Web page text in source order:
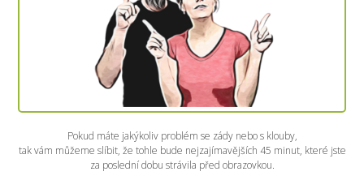
Pokud máte jakýkoliv problém se zády nebo s klouby,
tak vám můžeme slíbit, že tohle bude nejzajímavějších 45 minut, které jste
za poslední dobu strávila před obrazovkou.